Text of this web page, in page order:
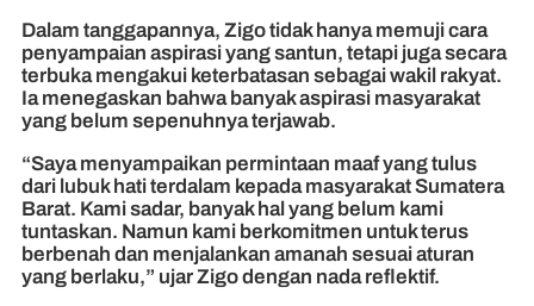
Dalam tanggapannya, Zigo tidak hanya memuji cara
penyampaian aspirasi yang santun, tetapi juga secara
terbuka mengakui keterbatasan sebagai wakil rakyat.
Ia menegaskan bahwa banyak aspirasi masyarakat
yang belum sepenuhnya terjawab.
“Saya menyampaikan permintaan maaf yang tulus
dari lubuk hati terdalam kepada masyarakat Sumatera
Barat. Kami sadar, banyak hal yang belum kami
tuntaskan. Namun kami berkomitmen untuk terus
berbenah dan menjalankan amanah sesuai aturan
yang berlaku,” ujar Zigo dengan nada reflektif.